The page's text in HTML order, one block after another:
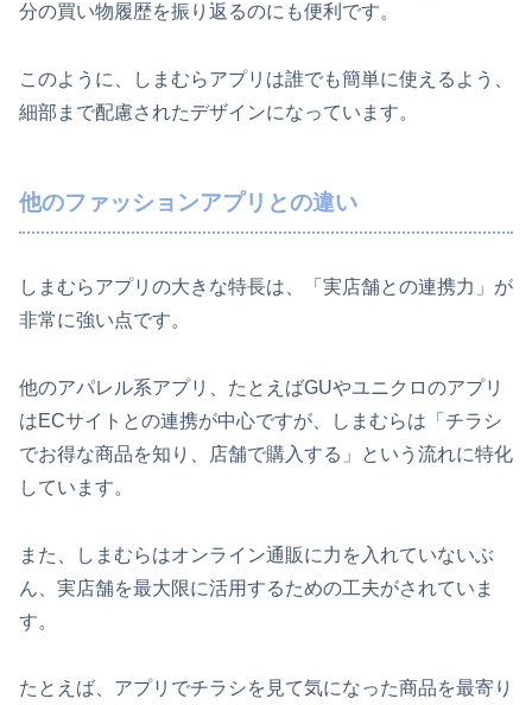
分の買い物履歴を振り返るのにも便利です。
このように、しまむらアプリは誰でも簡単に使えるよう、
細部まで配慮されたデザインになっています。
他のファッションアプリとの違い
しまむらアプリの大きな特長は、「実店舗との連携力」が
非常に強い点です。
他のアパレル系アプリ、たとえばGUやユニクロのアプリ
はECサイトとの連携が中心ですが、しまむらは「チラシ
でお得な商品を知り、店舗で購入する」という流れに特化
しています。
また、しまむらはオンライン通販に力を入れていないぶ
ん、実店舗を最大限に活用するための工夫がされていま
す。
たとえば、アプリでチラシを見て気になった商品を最寄り